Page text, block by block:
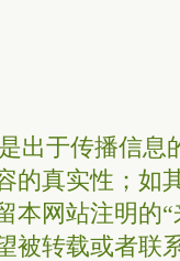
出于传播信息
的真实性；如
本网站注明的
被转载或者联